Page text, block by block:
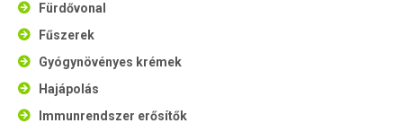
Fürdővonal
Fűszerek
Gyógynövényes krémek
Hajápolás
Immunrendszer erősítők